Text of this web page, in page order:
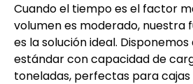
Cuando el tiempo es el factor
volumen es moderado, nuestra
es la solución ideal.
estándar con capacidad de
toneladas, perfectas para cajas